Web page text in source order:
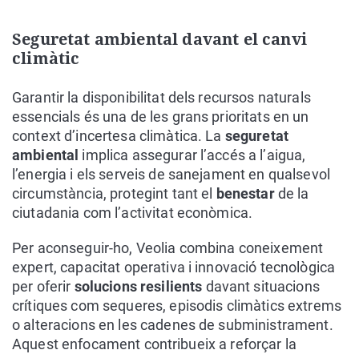
Seguretat ambiental davant el canvi
climàtic
Garantir la disponibilitat dels recursos naturals
essencials és una de les grans prioritats en un
context d’incertesa climàtica. La seguretat
ambiental implica assegurar l’accés a l’aigua,
l’energia i els serveis de sanejament en qualsevol
circumstància, protegint tant el
benestarde la
ciutadania com l’activitat econòmica.
Per aconseguir-ho, Veolia combina coneixement
expert, capacitat operativa i innovació tecnològica
per oferir solucions resilients davant situacions
crítiques com sequeres, episodis climàtics extrems
o alteracions en les cadenes de subministrament.
Aquest enfocament contribueix a reforçar la